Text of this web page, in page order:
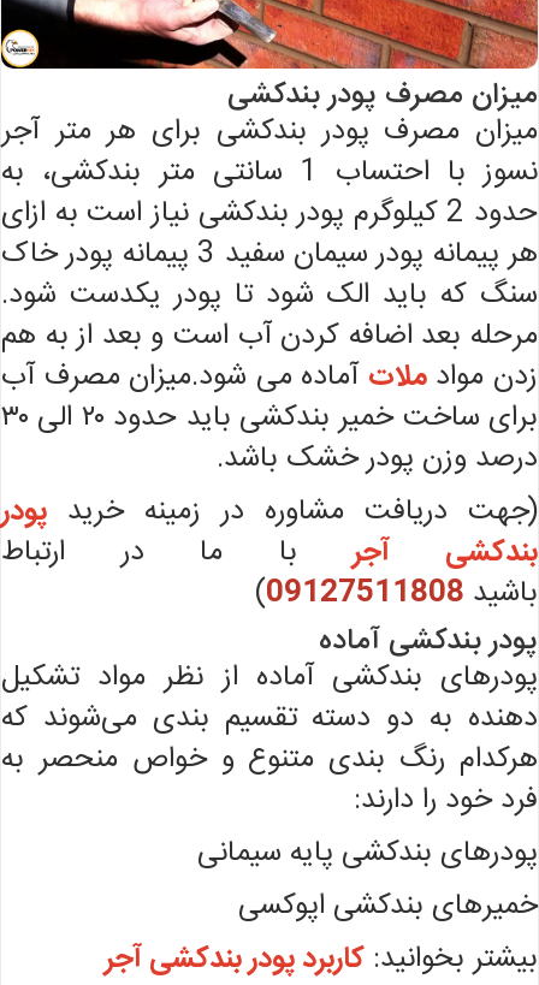
میزان مصرف پودر بندکشی
میزان مصرف پودر بندکشی برای هر متر آجر
نسوز با احتساب 1 سانتی متر بندکشی، به
حدود 2 کیلوگرم پودر بندکشی نیاز است به ازای
هر پیمانه پودر سیمان سفید 3 پیمانه پودر خاک
سنگ که باید الک شود تا پودر یکدست شود.
مرحله بعد اضافه کردن آب است و بعد از به هم
زدن موادملات آماده می شود.میزان مصرف آب
برای ساخت خمیر بندکشی باید حدود ۲۰ الی ۳۰
درصد وزن پودر خشک باشد.
(جهت دریافت مشاوره در زمینه خرید پودر
بندکشی آجربا ما در ارتباط
باشید 09127511808
)
پودر بندکشی آماده
پودرهای بندکشی آماده از نظر مواد تشکیل
دهنده به دو دسته تقسیم بندی می‌شوند که
هرکدام رنگ بندی متنوع و خواص منحصر به
فرد خود را دارند:
پودر‌های بندکشی پایه سیمانی
خمیرهای بندکشی اپوکسی
بیشتر بخوانید: کاربرد پودر بندکشی آجر